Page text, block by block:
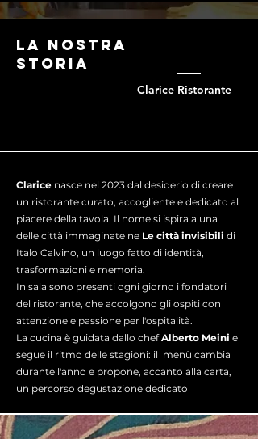
LA NOSTRA
STORIA
Clarice Ristorante
Clarice nasce nel 2023 dal desiderio di creare
un ristorante curato, accogliente e dedicato al
piacere della tavola. Il nome si ispira a una
delle città immaginate ne Le città invisibili di
Italo Calvino, un luogo fatto di identità,
trasformazioni e memoria.
In sala sono presenti ogni giorno i fondatori
del ristorante, che accolgono gli ospiti con
attenzione e passione per l'ospitalità.
La cucina è guidata dallo chefAlberto Meini e
segue il ritmo delle stagioni: il menù cambia
durante l'anno e propone, accanto alla carta,
un percorso degustazione dedicato